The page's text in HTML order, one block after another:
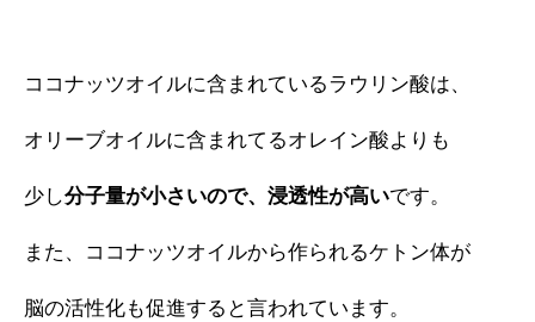
ココナッツオイルに含まれているラウリン酸は、
オリーブオイルに含まれてるオレイン酸よりも
少し分子量が小さいので、浸透性が高いです。
また、ココナッツオイルから作られるケトン体が
脳の活性化も促進すると言われています。